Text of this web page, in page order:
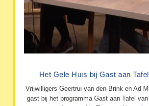
Het Gele Huis bij Gast aan
Vrijwilligers Geertrui van den Brink en Ad
gast bij het programma Gast aan Tafel